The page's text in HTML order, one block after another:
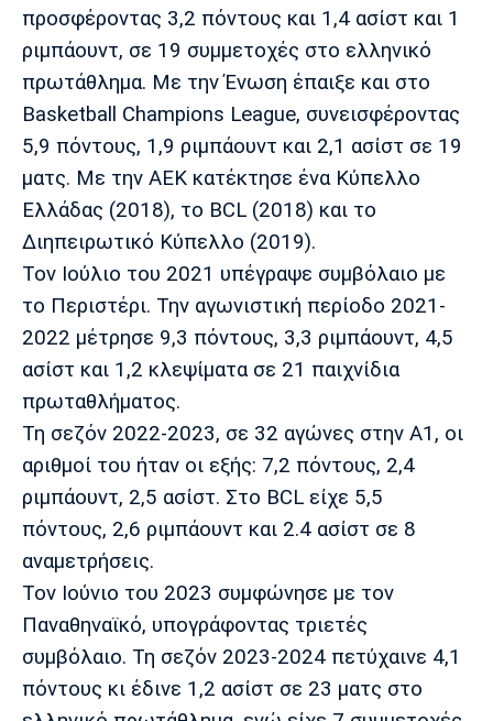
προσφέροντας 3,2 πόντους και 1,4 ασίστ και 1
ριμπάουντ, σε 19 συμμετοχές στο ελληνικό
πρωτάθλημα. Με την Ένωση έπαιξε και στο
Basketball Champions League, συνεισφέροντας
5,9 πόντους, 1,9 ριμπάουντ και 2,1 ασίστ σε 19
ματς. Με την ΑΕΚ κατέκτησε ένα Κύπελλο
Ελλάδας (2018), το BCL (2018) και το
Διηπειρωτικό Κύπελλο (2019).
Τον Ιούλιο του 2021 υπέγραψε συμβόλαιο με
το Περιστέρι. Την αγωνιστική περίοδο 2021-
2022 μέτρησε 9,3 πόντους, 3,3 ριμπάουντ, 4,5
ασίστ και 1,2 κλεψίματα σε 21 παιχνίδια
πρωταθλήματος.
Τη σεζόν 2022-2023, σε 32 αγώνες στην Α1, οι
αριθμοί του ήταν οι εξής: 7,2 πόντους, 2,4
ριμπάουντ, 2,5 ασίστ. Στο BCL είχε 5,5
πόντους, 2,6 ριμπάουντ και 2.4 ασίστ σε 8
αναμετρήσεις.
Τον Ιούνιο του 2023 συμφώνησε με τον
Παναθηναϊκό, υπογράφοντας τριετές
συμβόλαιο. Τη σεζόν 2023-2024 πετύχαινε 4,1
πόντους κι έδινε 1,2 ασίστ σε 23 ματς στο